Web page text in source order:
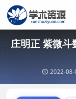
庄明正 紫微
2022-08-